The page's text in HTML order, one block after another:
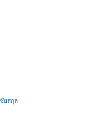
ยสกุล